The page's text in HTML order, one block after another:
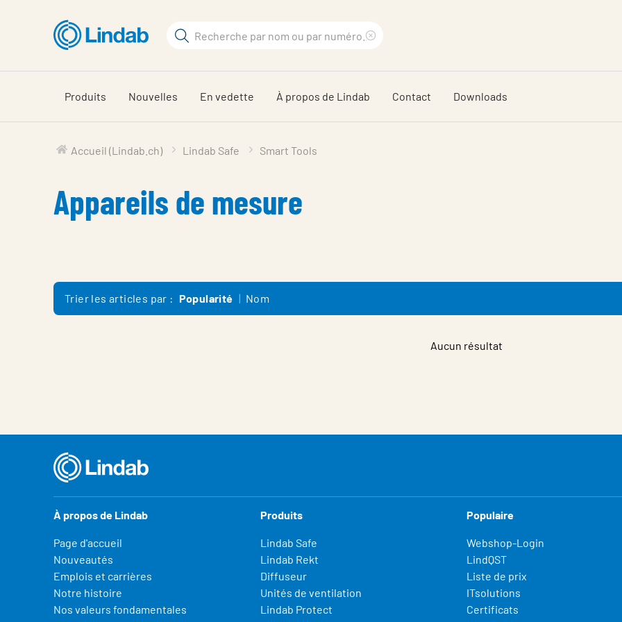
principal
Rechercher
sur
le
terme
recherché
Produits Nouvelles En vedette À propos de Lindab Contact Downloads
Accueil (Lindab.ch) Lindab Safe Smart Tools
Appareils de mesure
Trier les articles par : Popularité Nom
Aucun résultat
À propos de Lindab
Page d'accueil
Nouveautés
Emplois et carrières
Notre histoire
Nos valeurs fondamentales
Produits
Lindab Safe
Lindab Rekt
Diffuseur
Unités de ventilation
Lindab Protect
Populaire
Webshop-Login
LindQST
Liste de prix
ITsolutions
Certificats